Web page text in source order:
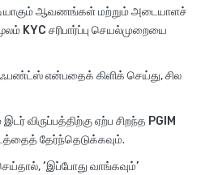
ஆவணங்கள் மற்றும் அடையாளச்
KYC சரிபார்ப்பு செயல்முறையை
ஃபண்ட்ஸ்என்பதைக் கிளிக் செய்து, சில
விருப்பத்திற்கு ஏற்ப சிறந்த PGIM
தேர்ந்தெடுக்கவும்.
‘இப்போது வாங்கவும்’